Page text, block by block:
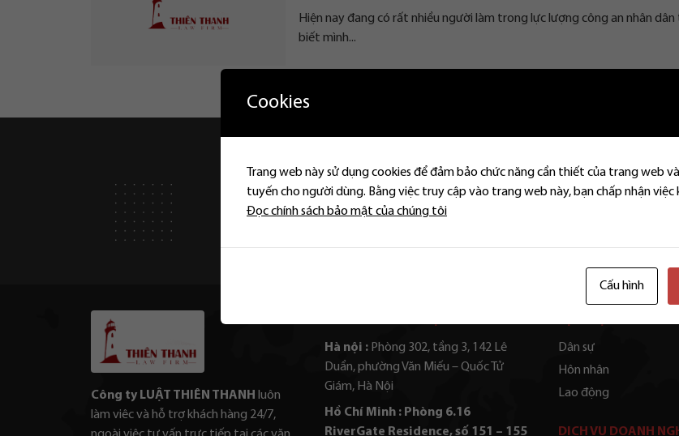
Hiện nay đang có rất nhiều người làm trong lực lượng công an nhân
biết mình...
Cần tư vấn hay tranh
Chúng tôi luôn sẵn sàng hỗ trợ.
Công ty LUẬT THIÊN THANH luôn
làm viêc và hỗ trợ khách hàng 24/7,
Hà nội : Phòng 302, tầng 3, 142 Lê
Duẩn, phường Văn Miếu – Quốc Tử
Giám, Hà Nội
Hồ Chí Minh : Phòng 6.16
RiverGate Residence, số 151 – 155
Dân sự
Hôn nhân
Lao động
DỊCH VỤ DOANH
Cookies
Trang web này sử dụng cookies để đảm bảo chức năng cần thiết của trang web
tuyến cho người dùng. Bằng việc truy cập vào trang web này, bạn chấp nhận việc
Đọc chính sách bảo mật của chúng tôi
Cấu hình